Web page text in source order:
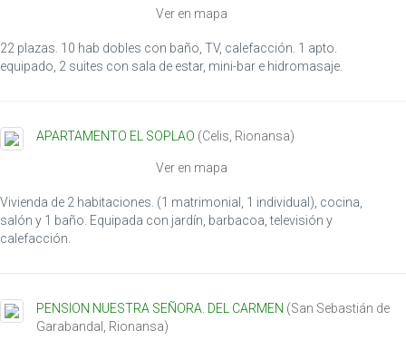
Ver en mapa
22 plazas. 10 hab dobles con baño, TV, calefacción. 1 apto.
equipado, 2 suites con sala de estar, mini-bar e hidromasaje.
APARTAMENTO EL SOPLAO (Celis Rionansa)
Ver en mapa
Vivienda de 2 habitaciones. (1 matrimonial, 1 individual), cocina,
salón y 1 baño. Equipada con jardín, barbacoa, televisión y
calefacción.
PENSION NUESTRA SEÑORA. DEL CARMEN (San Sebastián de
Garabandal , Rionansa)